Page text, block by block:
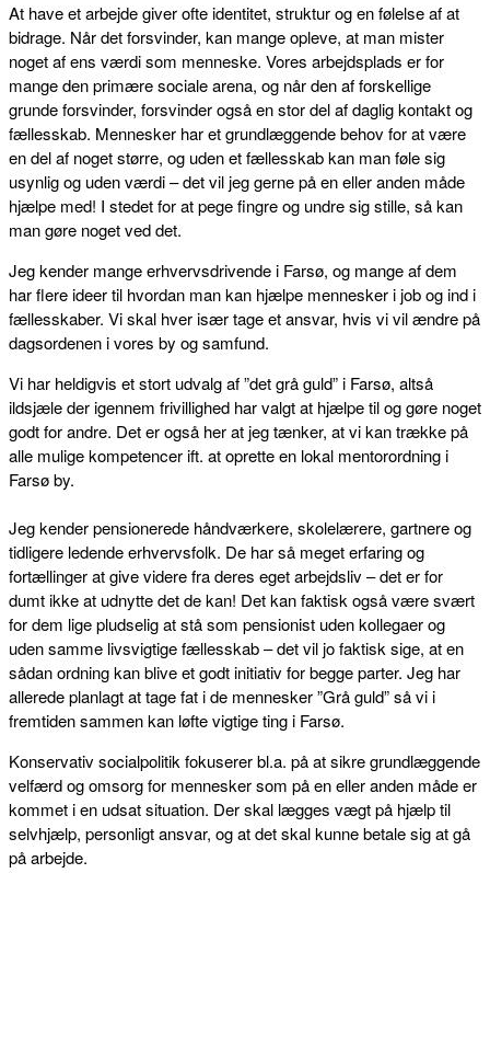
At have et arbejde giver ofte identitet, struktur og en følelse af at
bidrage. Når det forsvinder, kan mange opleve, at man mister
noget af ens værdi som menneske. Vores arbejdsplads er for
mange den primære sociale arena, og når den af forskellige
grunde forsvinder, forsvinder også en stor del af daglig kontakt og
fællesskab. Mennesker har et grundlæggende behov for at være
en del af noget større, og uden et fællesskab kan man føle sig
usynlig og uden værdi – det vil jeg gerne på en eller anden måde
hjælpe med! I stedet for at pege fingre og undre sig stille, så kan
man gøre noget ved det.
Jeg kender mange erhvervsdrivende i Farsø, og mange af dem
har flere ideer til hvordan man kan hjælpe mennesker i job og ind i
fællesskaber. Vi skal hver især tage et ansvar, hvis vi vil ændre på
dagsordenen i vores by og samfund.
Vi har heldigvis et stort udvalg af ”det grå guld” i Farsø, altså
ildsjæle der igennem frivillighed har valgt at hjælpe til og gøre noget
godt for andre. Det er også her at jeg tænker, at vi kan trække på
alle mulige kompetencer ift. at oprette en lokal mentorordning i
Farsø by.
Jeg kender pensionerede håndværkere, skolelærere, gartnere og
tidligere ledende erhvervsfolk. De har så meget erfaring og
fortællinger at give videre fra deres eget arbejdsliv – det er for
dumt ikke at udnytte det de kan! Det kan faktisk også være svært
for dem lige pludselig at stå som pensionist uden kollegaer og
uden samme livsvigtige fællesskab – det vil jo faktisk sige, at en
sådan ordning kan blive et godt initiativ for begge parter. Jeg har
allerede planlagt at tage fat i de mennesker ”Grå guld” så vi i
fremtiden sammen kan løfte vigtige ting i Farsø.
Konservativ socialpolitik fokuserer bl.a. på at sikre grundlæggende
velfærd og omsorg for mennesker som på en eller anden måde er
kommet i en udsat situation. Der skal lægges vægt på hjælp til
selvhjælp, personligt ansvar, og at det skal kunne betale sig at gå
på arbejde.